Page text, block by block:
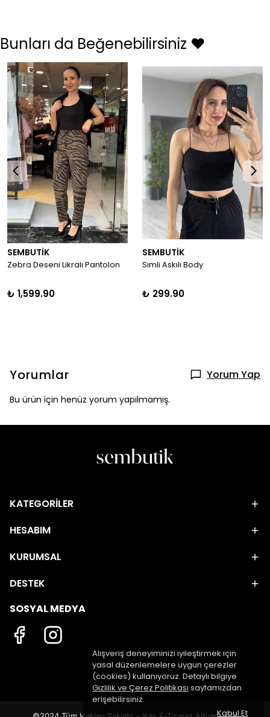
Alışveriş deneyiminizi iyileştirmek için
yasal düzenlemelere uygun çerezler
(cookies) kullanıyoruz. Detaylı bilgiye
Gizlilik ve Çerez Politikası sayfamızdan
erişebilirsiniz.
Kabul Et
Bunları da Beğenebilirsiniz ❤️
SEMBUTİK
Zebra Deseni Likralı Pantolon
₺ 1,599.90
SEMBUTİK
Simli Askılı Body
₺ 299.90
Yorumlar Yorum Yap
Bu ürün için henüz yorum yapılmamış.
KATEGORİLER
HESABIM
KURUMSAL
DESTEK
SOSYAL MEDYA